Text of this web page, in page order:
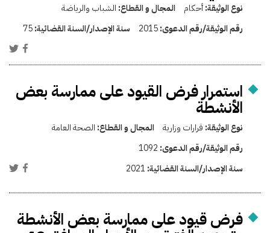
نوع الوثيقة:أحكام المجال و القطاع: الشباب والرياضة
رقم الوثيقة/رقم الدعوى:2015 سنة الإصدار/السنة القضائية:75
استمرار فرض القيود على ممارسة بعض
الأنشطة
نوع الوثيقة: قرارات وزارية المجال و القطاع: الصحة العامة
رقم الوثيقة/رقم الدعوى: 1092
سنة الإصدار/السنة القضائية: 2021
فرض قيود على ممارسة بعض الأنشطة